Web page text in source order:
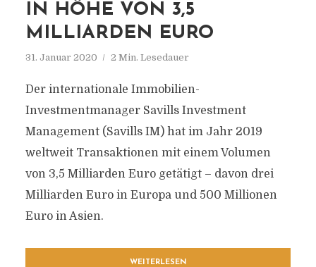
IN HÖHE VON 3,5
MILLIARDEN EURO
31. Januar 2020 2 Min. Lesedauer
Der internationale Immobilien-
Investmentmanager Savills Investment
Management (Savills IM) hat im Jahr 2019
weltweit Transaktionen mit einem Volumen
von 3,5 Milliarden Euro getätigt – davon drei
Milliarden Euro in Europa und 500 Millionen
Euro in Asien.
WEITERLESEN